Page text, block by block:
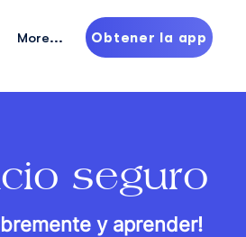
More... Obtener la app
seguro
y aprender!